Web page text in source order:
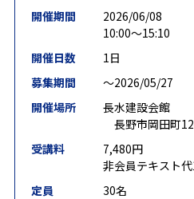
開催期間
2026/06/08
10:00～15:10
開催日数
1日
募集期間
〜2026/05/27
開催場所
長水建設会館
長野市岡田町
受講料
7,480円
非会員テキスト
定員
30名